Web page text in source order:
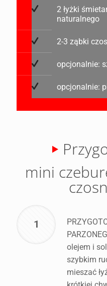
2 łyżki
naturalnego
2-3 ząbki
opcjonalnie:
opcjonalnie:
mini
1
olejem i
szybkim
mieszać